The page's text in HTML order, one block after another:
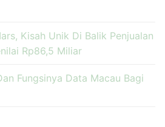
Kisah Unik Di Balik Penjualan
Rp86,5 Miliar
Fungsinya Data Macau Bagi